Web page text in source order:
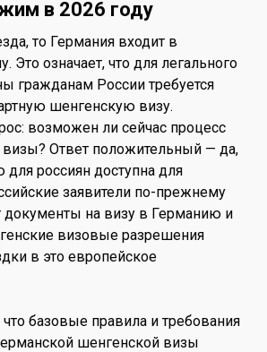
в 2026 году
то Германия входит в
Это означает, что для легального
гражданам России требуется
шенгенскую визу.
возможен ли сейчас процесс
визы? Ответ положительный — да,
россиян доступна для
заявители по-прежнему
на визу в Германию и
визовые разрешения
в это европейское
базовые правила и требования
шенгенской визы